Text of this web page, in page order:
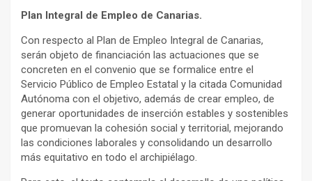
Plan Integral de Empleo de Canarias.
Con respecto al Plan de Empleo Integral de Canarias,
serán objeto de financiación las actuaciones que se
concreten en el convenio que se formalice entre el
Servicio Público de Empleo Estatal y la citada Comunidad
Autónoma con el objetivo, además de crear empleo, de
generar oportunidades de inserción estables y sostenibles
que promuevan la cohesión social y territorial, mejorando
las condiciones laborales y consolidando un desarrollo
más equitativo en todo el archipiélago.